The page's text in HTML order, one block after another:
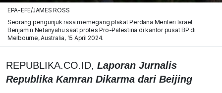
EPA-EFE/JAMES ROSS
Seorang pengunjuk rasa memegang plakat Perdana Menteri Israel
Benjamin Netanyahu saat protes Pro-Palestina di kantor pusat BP di
Melbourne, Australia, 15 April 2024.
REPUBLIKA.CO.ID, Laporan Jurnalis
Republika Kamran Dikarma dari Beijing